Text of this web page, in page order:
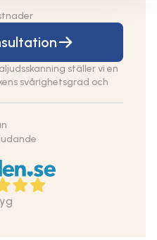
ställer vi en
svårighetsgrad och